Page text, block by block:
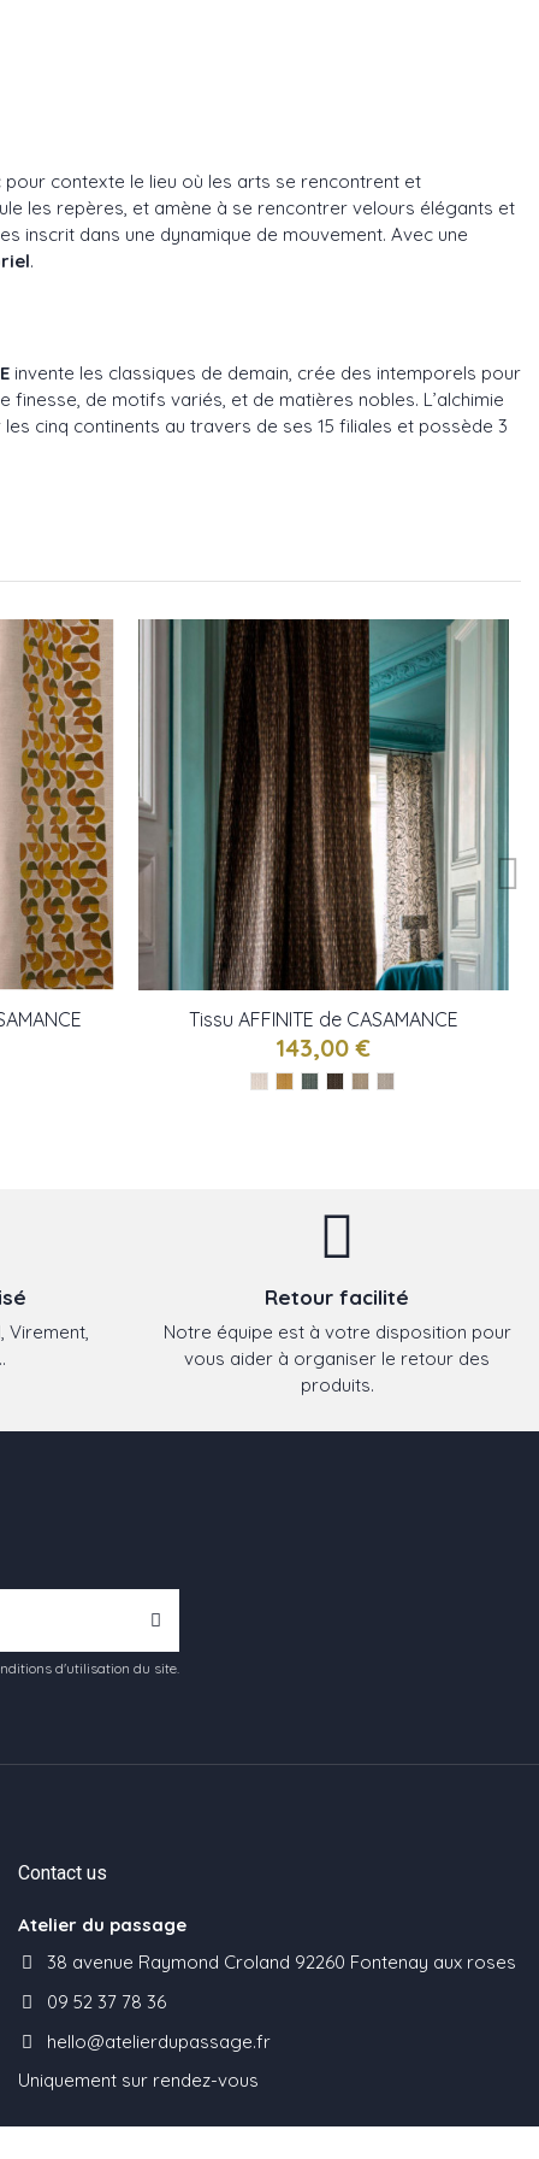
pour contexte le lieu où les arts se rencontrent et
les repères, et amène à se rencontrer velours élégants et
inscrit dans une dynamique de mouvement. Avec une
.
invente les classiques de demain, crée des intemporels pour
de motifs variés, et de matières nobles. L’alchimie
cinq continents au travers de ses 15 filiales et possède 3
Tissu AFFINITE de CASAMANCE
143,00 €
Virement,
Retour facilité
Notre équipe est à votre disposition pour
vous aider à organiser le retour des
produits.
d'utilisation du site.
Contact us
Atelier du passage
38 avenue Raymond Croland 92260 Fontenay aux roses
09 52 37 78 36
hello@atelierdupassage.fr
Uniquement sur rendez-vous